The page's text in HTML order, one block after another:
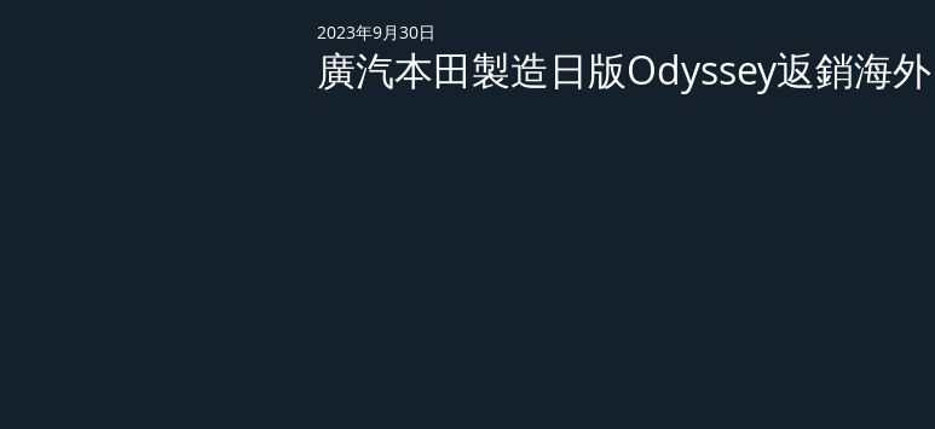
車展焦點
廣汽本田製造日版Odyssey返銷海外
2023年9月30日